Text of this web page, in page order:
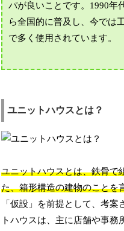
パが良いことです。1990年
ら全国的に普及し、今では
で多く使用されています。
ユニットハウスとは？
ユニットハウスとは、鉄骨で
た、箱形構造の建物のことを
「仮設」を前提として、考案
トハウスは、主に店舗や事務